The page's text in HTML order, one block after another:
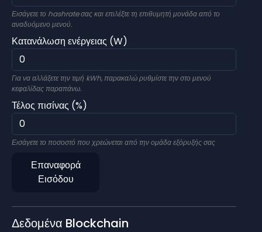
Εισάγετε το hashrate σας και επιλέξτε τη επιθυμητή μονάδα από το
αναδυόμενο μενού.
Κατανάλωση ενέργειας (W)
Για να αλλάξετε την τιμή kWh, παρακαλώ ρυθμίστε την στο μενού
κεφαλίδας παραπάνω.
Τέλος πισίνας (%)
Εισάγετε το ποσοστό που χρεώνεται από την ομάδα εξόρυξής σας
Επαναφορά
Εισόδου
Δεδομένα Blockchain